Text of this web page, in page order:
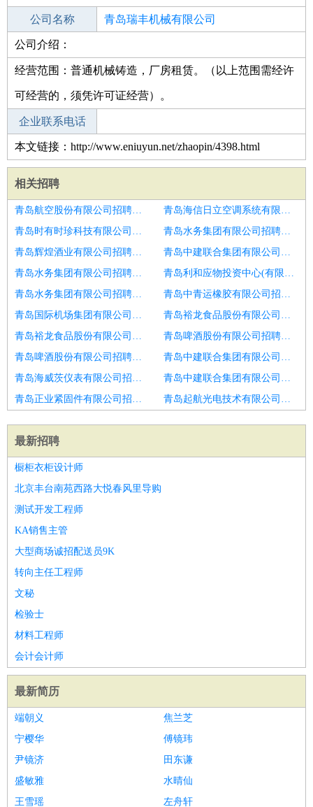
公司名称 青岛瑞丰机械有限公司
公司类型
公司介绍：
经营范围：普通机械铸造，厂房租赁。（以上范围需经许
可经营的，须凭许可证经营）。
企业联系电话
本文链接：http://www.eniuyun.net/zhaopin/4398.html
相关招聘
青岛航空股份有限公司招聘电工
青岛海信日立空调系统有限公司招聘物业电工
青岛时有时珍科技有限公司招聘电工
青岛水务集团有限公司招聘小区维修电工
青岛辉煌酒业有限公司招聘电工
青岛中建联合集团有限公司招聘电工
青岛水务集团有限公司招聘电工
青岛利和应物投资中心(有限合伙)招聘电工
青岛水务集团有限公司招聘急招电工包食宿
青岛中青运橡胶有限公司招聘维修电工
青岛国际机场集团有限公司招聘菏泽市招聘电工仪表3
青岛裕龙食品股份有限公司招聘电工
青岛裕龙食品股份有限公司招聘设备维修员
青岛啤酒股份有限公司招聘维修电工
青岛啤酒股份有限公司招聘菏泽市招聘电工6
青岛中建联合集团有限公司招聘电工
青岛海威茨仪表有限公司招聘电工主管
青岛中建联合集团有限公司招聘审计经理
青岛正业紧固件有限公司招聘机修电工
青岛起航光电技术有限公司招聘电工
最新招聘
橱柜衣柜设计师
北京丰台南苑西路大悦春风里导购
测试开发工程师
KA销售主管
大型商场诚招配送员9K
转向主任工程师
文秘
检验士
材料工程师
会计会计师
最新简历
端朝义
焦兰芝
宁樱华
傅镜玮
尹镜济
田东谦
盛敏雅
水晴仙
王雪瑶
左舟轩